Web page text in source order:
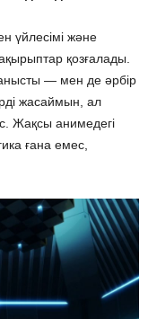
үйлесімі және
қозғалады.
— мен де әрбір
жасаймын, ал
Жақсы анимедегі
ғана емес,